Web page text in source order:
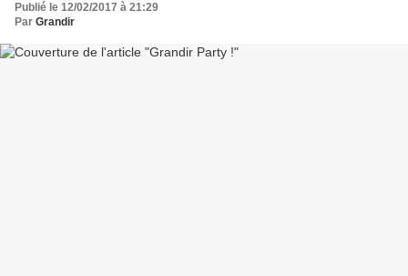
Publié le 12/02/2017 à 21:29
Par Grandir